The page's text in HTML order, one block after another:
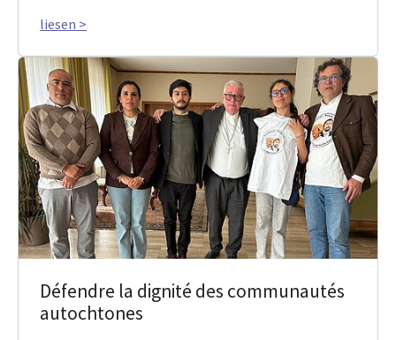
liesen >
Défendre la dignité des communautés
autochtones